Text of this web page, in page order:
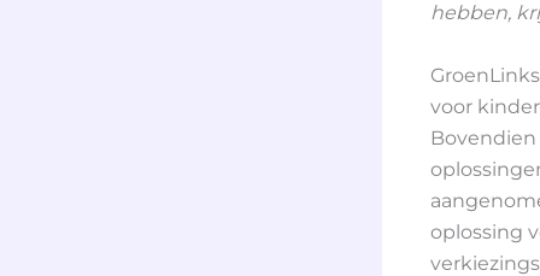
hebben,
voor
oplossing